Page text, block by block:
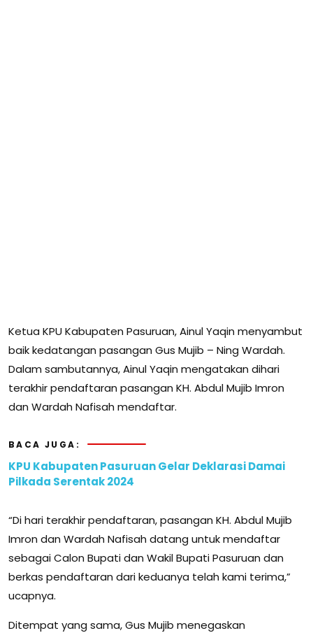
Ketua KPU Kabupaten Pasuruan, Ainul Yaqin menyambut
baik kedatangan pasangan Gus Mujib – Ning Wardah.
Dalam sambutannya, Ainul Yaqin mengatakan dihari
terakhir pendaftaran pasangan KH. Abdul Mujib Imron
dan Wardah Nafisah mendaftar.
BACA JUGA:
KPU Kabupaten Pasuruan Gelar Deklarasi Damai
Pilkada Serentak 2024
“Di hari terakhir pendaftaran, pasangan KH. Abdul Mujib
Imron dan Wardah Nafisah datang untuk mendaftar
sebagai Calon Bupati dan Wakil Bupati Pasuruan dan
berkas pendaftaran dari keduanya telah kami terima,”
ucapnya.
Ditempat yang sama, Gus Mujib menegaskan